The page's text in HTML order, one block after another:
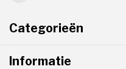
Categorieën
Informatie